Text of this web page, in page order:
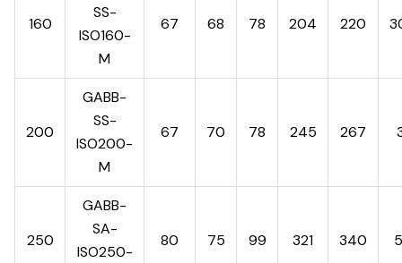
160
SS-
ISO160-
M
67 68 78 204 220
200
GABB-
SS-
ISO200-
M
67 70 78 245 267
250
GABB-
SA-
ISO250-
80 75 99 321 340